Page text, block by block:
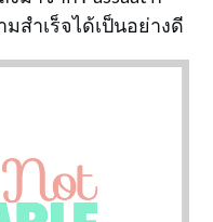
สำเร็จได้เป็นอย่างดี